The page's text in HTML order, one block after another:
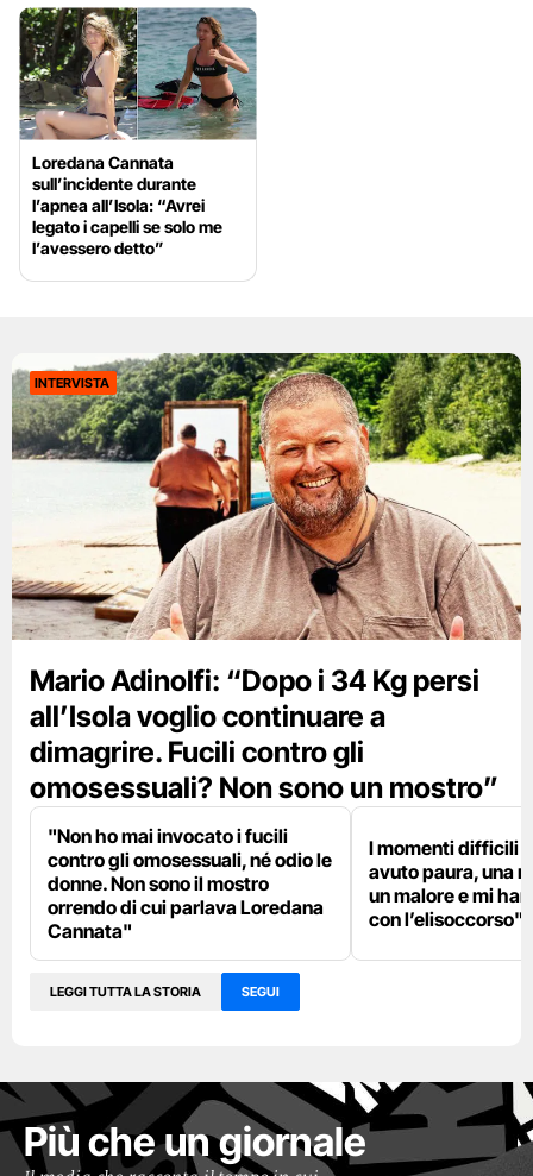
Loredana Cannata
sull’incidente durante
l’apnea all’Isola: “Avrei
legato i capelli se solo me
l’avessero detto”
INTERVISTA
Mario Adinolfi: “Dopo i 34 Kg persi
all’Isola voglio continuare a
dimagrire. Fucili contro gli
omosessuali? Non sono un mostro”
"Non ho mai invocato i fucili
contro gli omosessuali, né odio le
donne. Non sono il mostro
orrendo di cui parlava Loredana
Cannata"
I momenti difficili
avuto paura, una
un malore e mi
con l’elisoccorso"
LEGGI TUTTA LA STORIA SEGUI
Più che un giornale